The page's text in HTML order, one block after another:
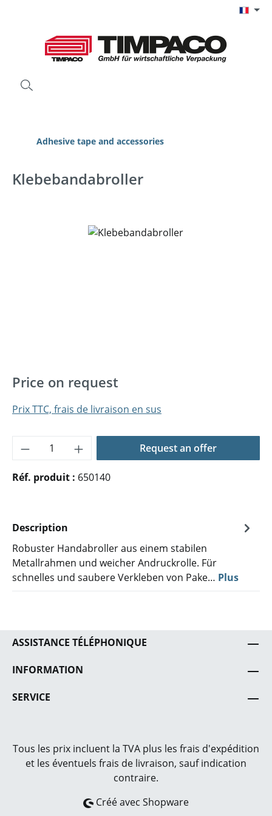
Adhesive tape and accessories
Klebebandabroller
Ignorer la galerie d'images
Price on request
Prix TTC, frais de livraison en sus
Quantité de produit : Entrez la
Request an offer
Réf. produit : 650140
Description
Robuster Handabroller aus einem stabilen
Metallrahmen und weicher Andruckrolle. Für
schnelles und saubere Verkleben von Pake… Plus
ASSISTANCE TÉLÉPHONIQUE
INFORMATION
SERVICE
Tous les prix incluent la TVA plus les frais d'expédition
et les éventuels frais de livraison, sauf indication
contraire.
Créé avec Shopware